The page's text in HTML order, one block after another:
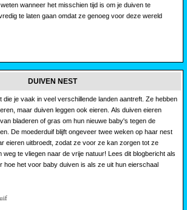
wanneer het misschien tijd is om je duiven te
te laten gaan omdat ze genoeg voor deze wereld
DUIVEN NEST
die je vaak in veel verschillende landen aantreft. Ze hebben
maar duiven leggen ook eieren. Als duiven eieren
bladeren of gras om hun nieuwe baby's tegen de
De moederduif blijft ongeveer twee weken op haar nest
eieren uitbroedt, zodat ze voor ze kan zorgen tot ze
weg te vliegen naar de vrije natuur! Lees dit blogbericht als
hoe het voor baby duiven is als ze uit hun eierschaal